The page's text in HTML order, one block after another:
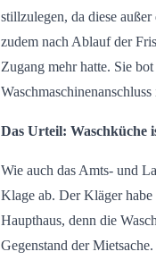
stillzulegen, da diese
zudem nach Ablauf der
Zugang mehr hatte. Sie
Das Urteil: Waschküche
Wie auch das Amts- und
Klage ab. Der Kläger
Haupthaus, denn die
Gegenstand der